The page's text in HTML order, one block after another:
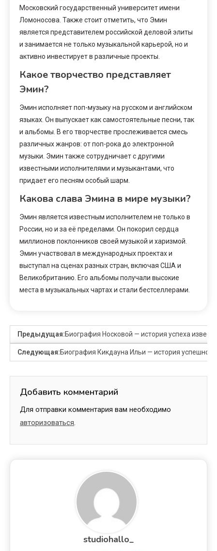
Московский государственный университет имени
Ломоносова. Также стоит отметить, что Эмин
является представителем российской деловой элиты
и занимается не только музыкальной карьерой, но и
активно инвестирует в различные проекты.
Какое творчество представляет
Эмин?
Эмин исполняет поп-музыку на русском и английском
языках. Он выпускает как самостоятельные песни, так
и альбомы. В его творчестве прослеживается смесь
различных жанров: от поп-рока до электронной
музыки. Эмин также сотрудничает с другими
известными исполнителями и музыкантами, что
придает его песням особый шарм.
Какова слава Эмина в мире музыки?
Эмин является известным исполнителем не только в
России, но и за её пределами. Он покорил сердца
миллионов поклонников своей музыкой и харизмой.
Эмин участвовал в международных проектах и
выступал на сценах разных стран, включая США и
Великобританию. Его альбомы получали высокие
места в музыкальных чартах и стали бестселлерами.
Предыдущая:Биография Носковой — история успеха
Следующая:Биография Кикдауна Ильи — история
Добавить комментарий
Для отправки комментария вам необходимо
авторизоваться.
studiohallo_